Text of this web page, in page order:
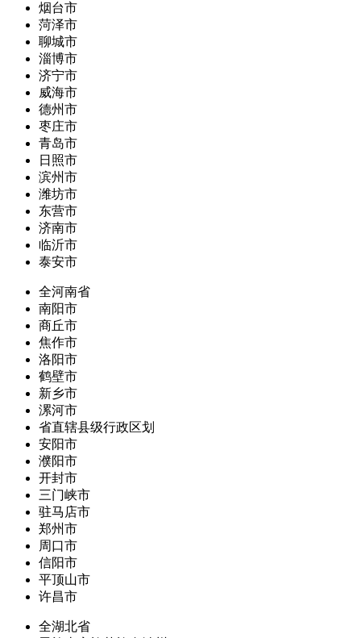
烟台市
菏泽市
聊城市
淄博市
济宁市
威海市
德州市
枣庄市
青岛市
日照市
滨州市
潍坊市
东营市
济南市
临沂市
泰安市
全河南省
南阳市
商丘市
焦作市
洛阳市
鹤壁市
新乡市
漯河市
省直辖县级行政区划
安阳市
濮阳市
开封市
三门峡市
驻马店市
郑州市
周口市
信阳市
平顶山市
许昌市
全湖北省